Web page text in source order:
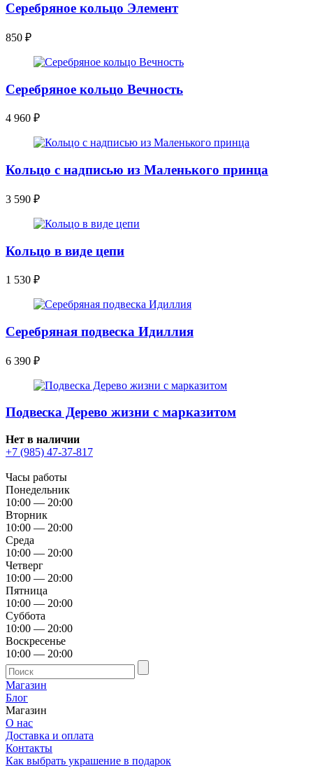
Серебряное кольцо Элемент
850 ₽
Серебряное кольцо Вечность
4 960 ₽
Кольцо с надписью из Маленького принца
3 590 ₽
Кольцо в виде цепи
1 530 ₽
Серебряная подвеска Идиллия
6 390 ₽
Подвеска Дерево жизни с марказитом
Нет в наличии
+7 (985) 47-37-817
Часы работы
Понедельник
10:00 — 20:00
Вторник
10:00 — 20:00
Среда
10:00 — 20:00
Четверг
10:00 — 20:00
Пятница
10:00 — 20:00
Суббота
10:00 — 20:00
Воскресенье
10:00 — 20:00
Магазин
Блог
Магазин
О нас
Доставка и оплата
Контакты
Как выбрать украшение в подарок